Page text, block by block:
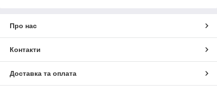
Про нас
Контакти
Доставка та оплата